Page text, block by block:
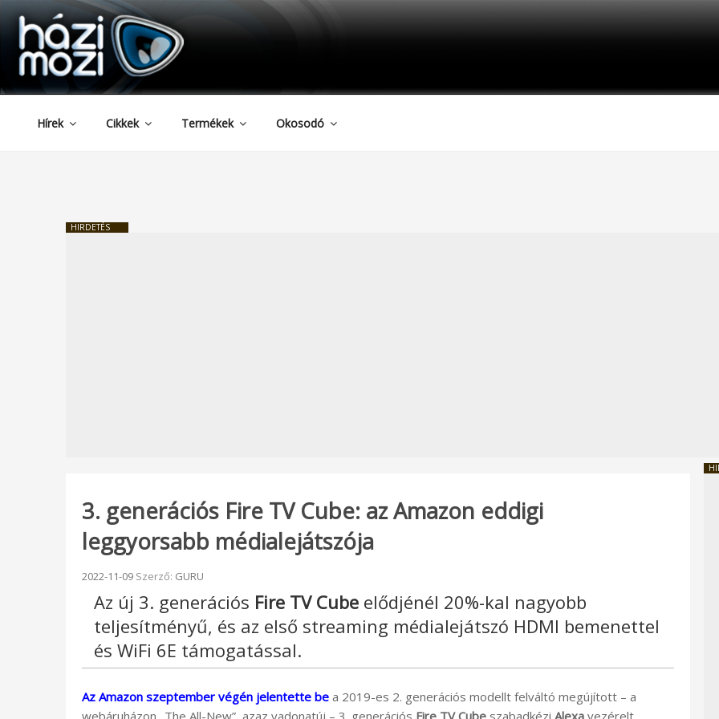
Tartalomhoz
HAZIMOZI
Hírek Cikkek Termékek Okosodó
HIRDETÉS
3. generációs Fire TV Cube: az Amazon eddigi
leggyorsabb médialejátszója
Beküldve:
2022-11-09 Szerző: GURU
Az új 3. generációs Fire TV Cube elődjénél 20%-kal nagyobb
teljesítményű, és az első streaming médialejátszó HDMI bemenettel
és WiFi 6E támogatással.
Az Amazon szeptember végén jelentette be a 2019-es 2. generációs modellt felváltó megújított – a
webáruházon „The All-New”, azaz vadonatúj – 3. generációs Fire TV Cube szabadkézi Alexa vezérelt